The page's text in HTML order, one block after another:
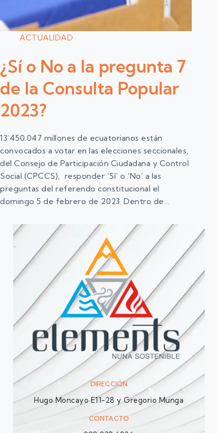
ACTUALIDAD
¿Sí o No a la pregunta 7
de la Consulta Popular
2023?
13’450.047 millones de ecuatorianos están
convocados a votar en las elecciones seccionales,
del Consejo de Participación Ciudadana y Control
Social (CPCCS), responder ‘Sí’ o ‘No’ a las
preguntas del referendo constitucional el
domingo 5 de febrero de 2023. Dentro de…
DIRECCIÓN
Hugo Moncayo E11-28 y Gregorio Munga
CONTACTO